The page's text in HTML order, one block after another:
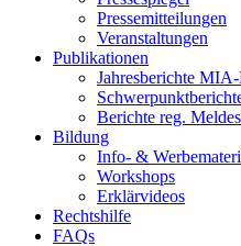
Pressemitteilungen
Veranstaltungen
Publikationen
Jahresberichte
Berichte reg.
Bildung
Info- &
Workshops
Erklärvideos
Rechtshilfe
FAQs